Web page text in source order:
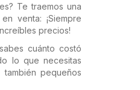
Te traemos una
venta: ¡Siempre
precios!
cuánto costó
lo que necesitas
pequeños